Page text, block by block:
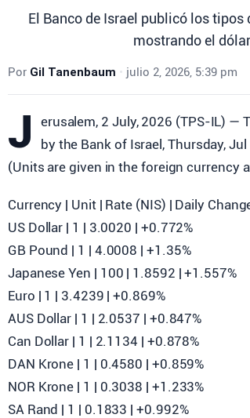
El Banco de Israel publicó los
mostrando el
Por Gil Tanenbaum • julio 2, 2026, 5:39 pm
J
erusalem, 2 July, 2026 (TPS-IL) —
by the Bank of Israel, Thursday, Jul
(Units are given in the foreign currency
Currency | Unit | Rate (NIS) | Daily
US Dollar | 1 | 3.0020 | +0.772%
GB Pound | 1 | 4.0008 | +1.35%
Japanese Yen | 100 | 1.8592 | +1.557%
Euro | 1 | 3.4239 | +0.869%
AUS Dollar | 1 | 2.0537 | +0.847%
Can Dollar | 1 | 2.1134 | +0.878%
DAN Krone | 1 | 0.4580 | +0.859%
NOR Krone | 1 | 0.3038 | +1.233%
SA Rand | 1 | 0.1833 | +0.992%